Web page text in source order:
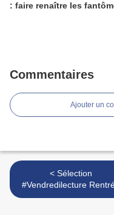
: faire renaître les
Commentaires
Ajouter un
< Sélection
#Vendredilecture
littéraire 2020 : Le